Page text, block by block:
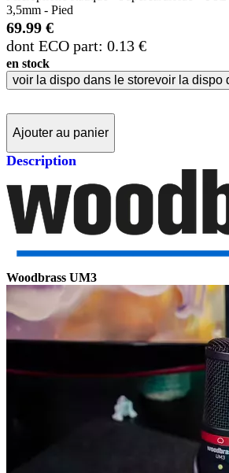
3,5mm - Pied
69.99 €
dont ECO part: 0.13 €
en stock
voir la dispo dans le storevoir la dispo
Ajouter au panier
Description
Woodbrass UM3